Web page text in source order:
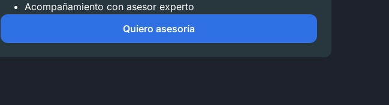
Acompañamiento con asesor experto
Quiero asesoría